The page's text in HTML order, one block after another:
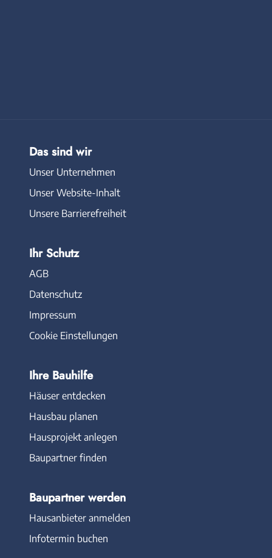
Das sind wir
Unser Unternehmen
Unser Website-Inhalt
Unsere Barrierefreiheit
Ihr Schutz
AGB
Datenschutz
Impressum
Cookie Einstellungen
Ihre Bauhilfe
Häuser entdecken
Hausbau planen
Hausprojekt anlegen
Baupartner finden
Baupartner werden
Hausanbieter anmelden
Infotermin buchen